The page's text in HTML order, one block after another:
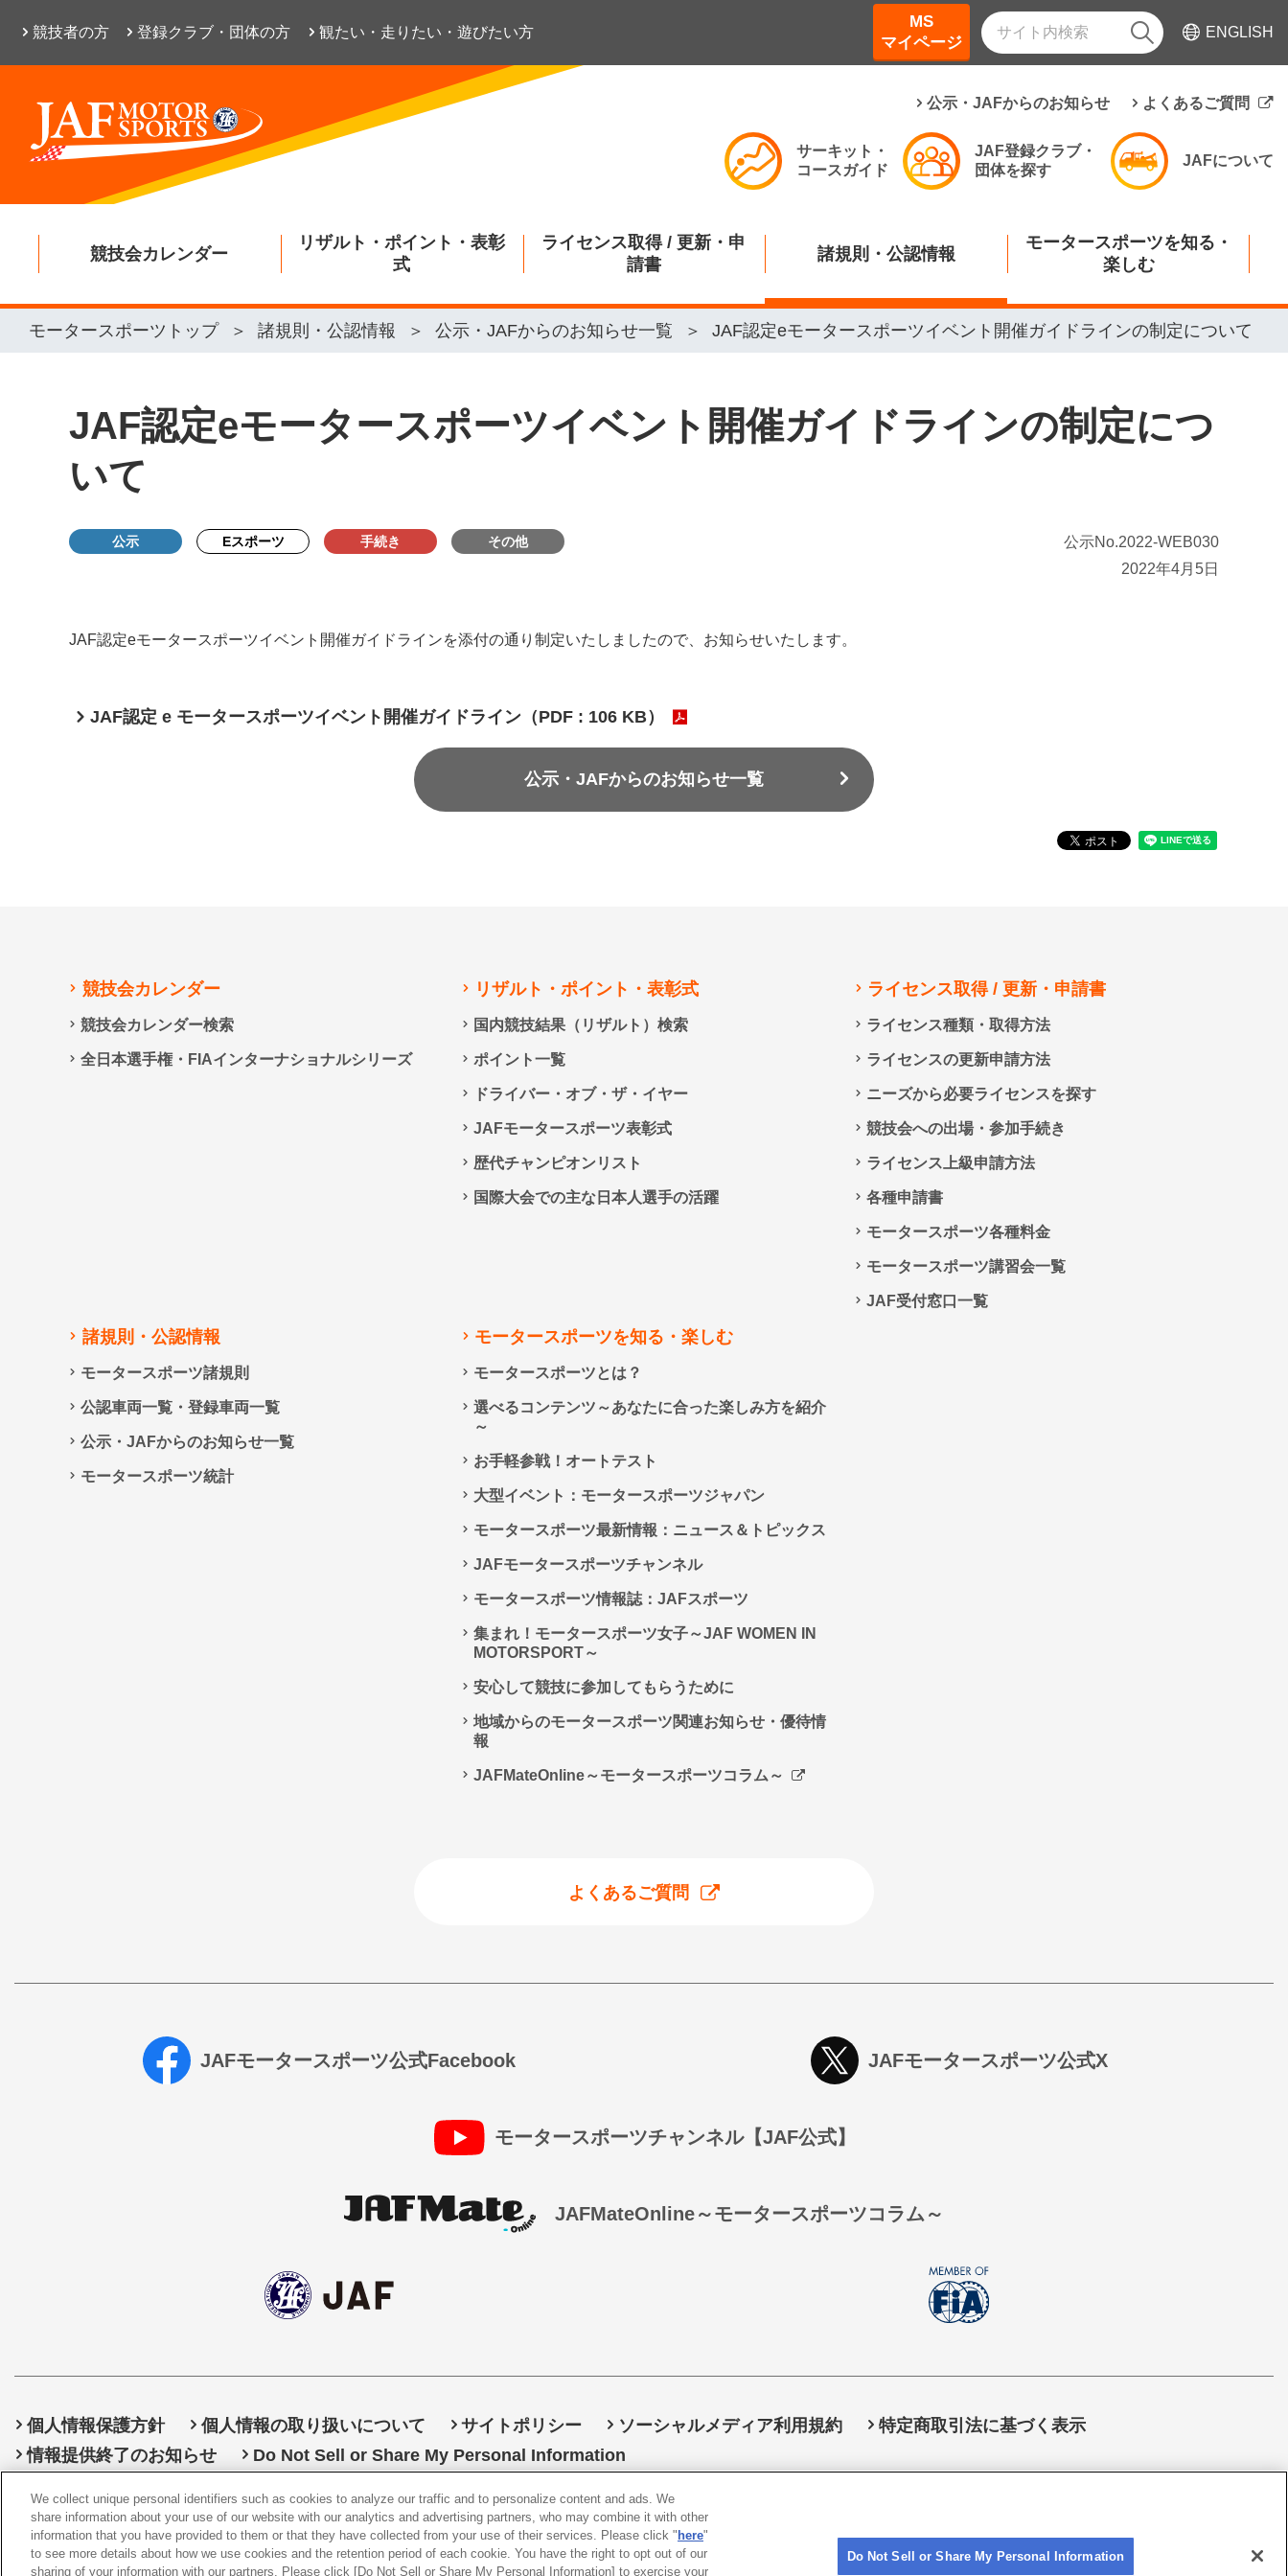
競技者の方 登録クラブ・団体の方 観たい・走りたい・遊びたい方
MS
マイページ
ENGLISH
公示・JAFからのお知らせ よくあるご質問
サーキット・
コースガイド
JAF登録クラブ・
団体を探す
JAFについて
競技会カレンダー
リザルト・ポイント・表彰
式
ライセンス取得 / 更新・申
請書
諸規則・公認情報
モータースポーツを知る・
楽しむ
モータースポーツトップ 諸規則・公認情報 公示・JAFからのお知らせ一覧 JAF認定eモータースポーツイベント開催ガイドラインの制定について
JAF認定eモータースポーツイベント開催ガイドラインの制定につ
いて
公示 Eスポーツ 手続き その他
公示No.2022-WEB030
2022年4月5日
JAF認定eモータースポーツイベント開催ガイドラインを添付の通り制定いたしましたので、お知らせいたします。
JAF認定 e モータースポーツイベント開催ガイドライン（PDF : 106 KB）
公示・JAFからのお知らせ一覧
競技会カレンダー
競技会カレンダー検索
全日本選手権・FIAインターナショナルシリーズ
リザルト・ポイント・表彰式
国内競技結果（リザルト）検索
ポイント一覧
ドライバー・オブ・ザ・イヤー
JAFモータースポーツ表彰式
歴代チャンピオンリスト
国際大会での主な日本人選手の活躍
ライセンス取得 / 更新・申請書
ライセンス種類・取得方法
ライセンスの更新申請方法
ニーズから必要ライセンスを探す
競技会への出場・参加手続き
ライセンス上級申請方法
各種申請書
モータースポーツ各種料金
モータースポーツ講習会一覧
JAF受付窓口一覧
諸規則・公認情報
モータースポーツ諸規則
公認車両一覧・登録車両一覧
公示・JAFからのお知らせ一覧
モータースポーツ統計
モータースポーツを知る・楽しむ
モータースポーツとは？
選べるコンテンツ～あなたに合った楽しみ方を紹介
～
お手軽参戦！オートテスト
大型イベント：モータースポーツジャパン
モータースポーツ最新情報：ニュース＆トピックス
JAFモータースポーツチャンネル
モータースポーツ情報誌：JAFスポーツ
集まれ！モータースポーツ女子～JAF WOMEN IN
MOTORSPORT～
安心して競技に参加してもらうために
地域からのモータースポーツ関連お知らせ・優待情
報
JAFMateOnline～モータースポーツコラム～
よくあるご質問
JAFモータースポーツ公式Facebook JAFモータースポーツ公式X
モータースポーツチャンネル【JAF公式】
JAFMateOnline～モータースポーツコラム～
個人情報保護方針 個人情報の取り扱いについて サイトポリシー ソーシャルメディア利用規約
特定商取引法に基づく表示
情報提供終了のお知らせ
Do Not Sell or Share My Personal Information
〒105-0012
東京都港区芝大門1-1-30 日本自動車会館
©2026 All rights reserved. 一般社団法人 日本自動車連盟 (JAF)
We collect unique personal identifiers such as cookies to analyze our traffic and to personalize content and ads. We
share information about your use of our website with our analytics and advertising partners, who may combine it with other
information that you have provided to them or that they have collected from your use of their services. Please click " here"
to see more details about how we use cookies and the retention period of each cookie. You have the right to opt out of our
sharing of your information with our partners. Please click [Do Not Sell or Share My Personal Information] to exercise your
Do Not Sell or Share My Personal Information